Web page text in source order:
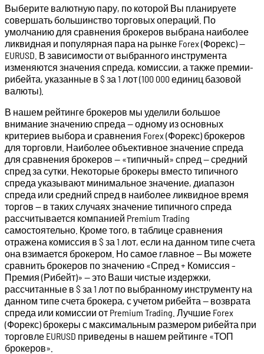
Выберите валютную пару, по которой Вы планируете
совершать большинство торговых операций. По
умолчанию для сравнения брокеров выбрана наиболее
ликвидная и популярная пара на рынке Forex (Форекс) —
EURUSD. В зависимости от выбранного инструмента
изменяются значения спреда, комиссии, а также премии-
рибейта, указанные в $ за 1 лот (100 000 единиц базовой
валюты).
В нашем рейтинге брокеров мы уделили большое
внимание значению спреда — одному из основных
критериев выбора и сравнения Forex (Форекс) брокеров
для торговли. Наиболее объективное значение спреда
для сравнения брокеров — «типичный» спред — средний
спред за сутки. Некоторые брокеры вместо типичного
спреда указывают минимальное значение, диапазон
спреда или средний спред в наиболее ликвидное время
торгов — в таких случаях значение типичного спреда
рассчитывается компанией Premium Trading
самостоятельно. Кроме того, в таблице сравнения
отражена комиссия в $ за 1 лот, если на данном типе счета
она взимается брокером. Но самое главное — Вы можете
сравнить брокеров по значению «Спред + Комиссия –
Премия (Рибейт)» — это Ваши чистые издержки,
рассчитанные в $ за 1 лот по выбранному инструменту на
данном типе счета брокера, с учетом рибейта — возврата
спреда или комиссии от Premium Trading. Лучшие Forex
(Форекс) брокеры с максимальным размером рибейта при
торговле EURUSD приведены в нашем рейтинге «ТОП
брокеров».